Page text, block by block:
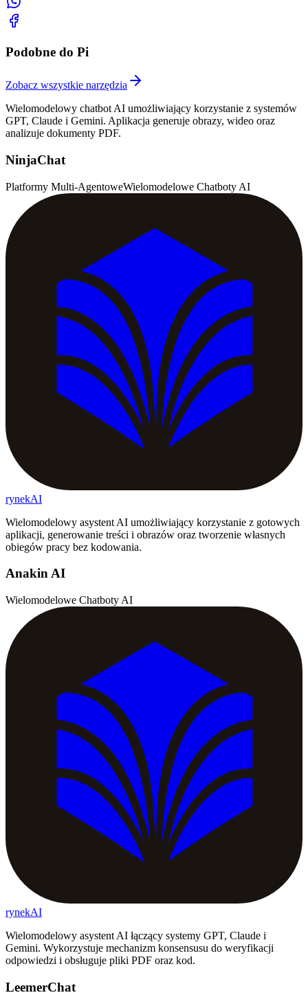
Podobne do Pi
Zobacz wszystkie narzędzia
Wielomodelowy chatbot AI umożliwiający korzystanie z systemów
GPT, Claude i Gemini. Aplikacja generuje obrazy, wideo oraz
analizuje dokumenty PDF.
NinjaChat
Platformy Multi-AgentoweWielomodelowe Chatboty AI
rynekAI
Wielomodelowy asystent AI umożliwiający korzystanie z gotowych
aplikacji, generowanie treści i obrazów oraz tworzenie własnych
obiegów pracy bez kodowania.
Anakin AI
Wielomodelowe Chatboty AI
rynekAI
Wielomodelowy asystent AI łączący systemy GPT, Claude i
Gemini. Wykorzystuje mechanizm konsensusu do weryfikacji
odpowiedzi i obsługuje pliki PDF oraz kod.
LeemerChat